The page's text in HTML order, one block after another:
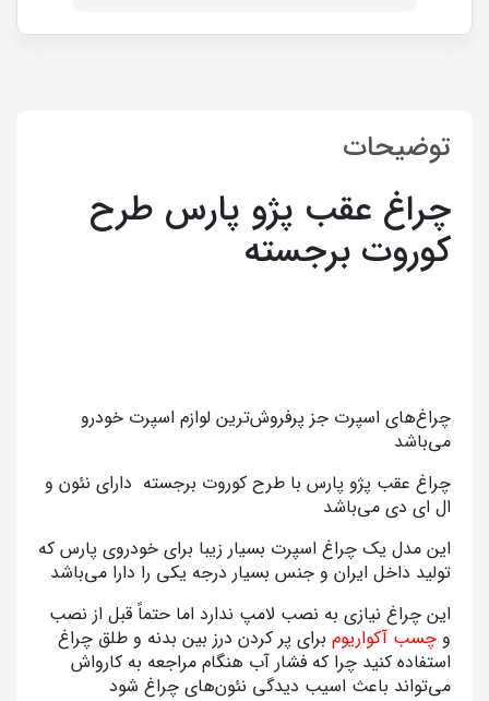
توضیحات
چراغ عقب پژو پارس طرح
کوروت برجسته
چراغ‌های اسپرت جز پرفروش‌ترین لوازم اسپرت خودرو
می‌باشد
چراغ عقب پژو پارس با طرح کوروت برجسته دارای نئون و
ال ای دی می‌باشد
این مدل یک چراغ اسپرت بسیار زیبا برای خودروی پارس که
تولید داخل ایران و جنس بسیار درجه یکی را دارا می‌باشد
این چراغ نیازی به نصب لامپ ندارد اما حتماً قبل از نصب
و چسب آکواریوم برای پر کردن درز بین بدنه و طلق چراغ
استفاده کنید چرا که فشار آب هنگام مراجعه به کارواش
می‌تواند باعث اسیب دیدگی نئون‌های چراغ شود